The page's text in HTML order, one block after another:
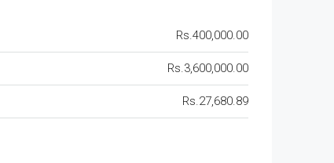
Rs.400,000.00
Rs.3,600,000.00
Rs.27,680.89